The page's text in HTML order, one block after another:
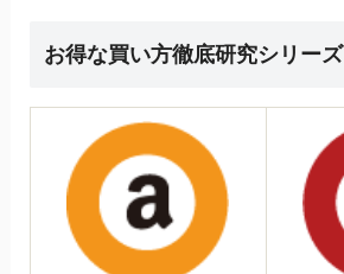
お得な買い方徹底研究シリーズ